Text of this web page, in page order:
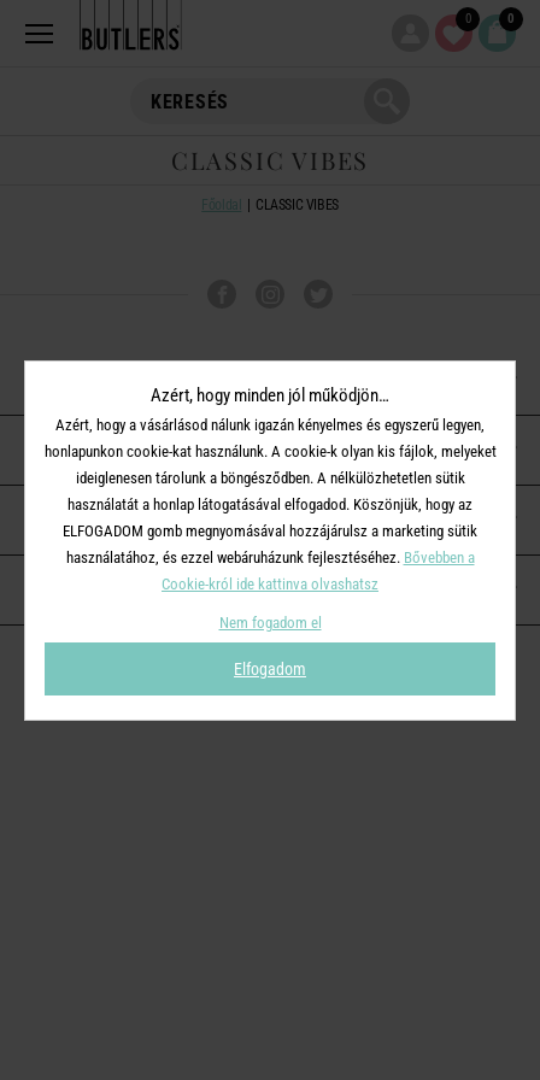
0 0
CLASSIC VIBES
Főoldal CLASSIC VIBES
ÜGYFÉLSZOLGÁLAT
A BUTLERS-RŐL
KAPCSOLAT
Azért, hogy minden jól működjön…
Azért, hogy a vásárlásod nálunk igazán kényelmes és egyszerű legyen,
honlapunkon cookie-kat használunk. A cookie-k olyan kis fájlok, melyeket
ideiglenesen tárolunk a böngésződben. A nélkülözhetetlen sütik
használatát a honlap látogatásával elfogadod. Köszönjük, hogy az
ELFOGADOM gomb megnyomásával hozzájárulsz a marketing sütik
használatához, és ezzel webáruházunk fejlesztéséhez. Bővebben a
Cookie-król ide kattinva olvashatsz
Nem fogadom el
Elfogadom